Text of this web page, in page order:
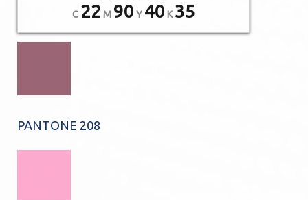
C 22 M 90 Y 40 K35
PANTONE 208